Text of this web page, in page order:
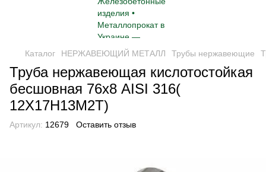
Каталог НЕРЖАВЕЮЩИЙ МЕТАЛЛ Трубы нержавеющие
Труба нержавеющая кислотостойкая
бесшовная 76х8 AISI 316(
12Х17Н13М2Т)
Артикул: 12679 Оставить отзыв